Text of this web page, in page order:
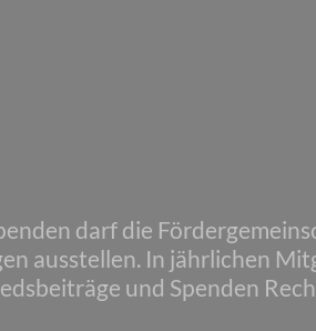
darf die
ausstellen. In jährlichen
und Spenden